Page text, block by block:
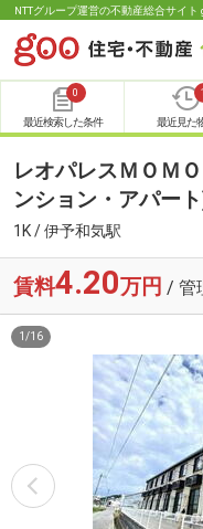
NTTグループ運営の不動産総合サイト
0
最近検索した条件
1
最近見た
レオパレスＭＯＭ
ンション・アパー
1K / 伊予和気駅
賃料4.20万円 / 管
1 /16